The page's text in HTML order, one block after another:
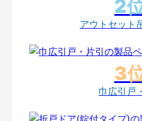
アウトセット
巾広引戸